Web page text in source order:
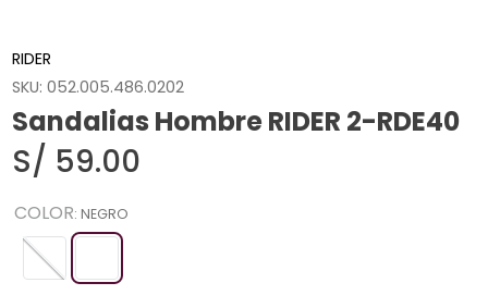
RIDER
SKU:052.005.486.0202
Sandalias Hombre RIDER 2-RDE40
S/ 59.00
COLOR: NEGRO